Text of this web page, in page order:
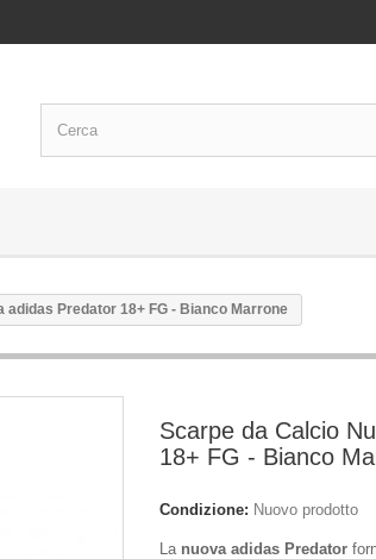
adidas Predator 18+ FG - Bianco Marrone
Scarpe da Calcio
18+ FG - Bianco
Condizione: Nuovo prodotto
La nuova adidas Predator